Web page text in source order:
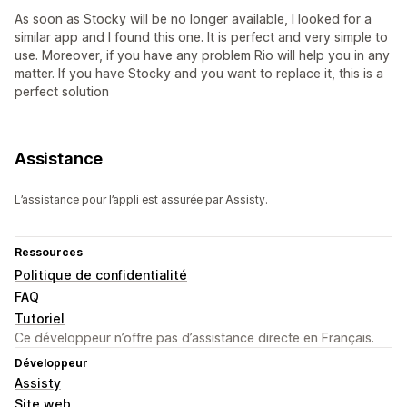
As soon as Stocky will be no longer available, I looked for a
similar app and I found this one. It is perfect and very simple to
use. Moreover, if you have any problem Rio will help you in any
matter. If you have Stocky and you want to replace it, this is a
perfect solution
Assistance
L’assistance pour l’appli est assurée par Assisty.
Ressources
Politique de confidentialité
FAQ
Tutoriel
Ce développeur n’offre pas d’assistance directe en Français.
Développeur
Assisty